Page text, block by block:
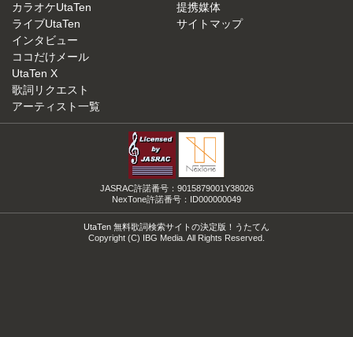
カラオケUtaTen
ライブUtaTen
インタビュー
ココだけメール
UtaTen X
歌詞リクエスト
アーティスト一覧
提携媒体
サイトマップ
JASRAC許諾番号：9015879001Y38026
NexTone許諾番号：ID000000049
UtaTen 無料歌詞検索サイトの決定版！うたてん
Copyright (C) IBG Media. All Rights Reserved.